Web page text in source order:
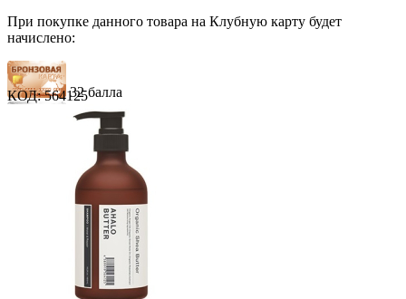
При покупке данного товара на Клубную карту будет
начислено:
32 балла
49 баллов
81 балл
724.00 Р
за 1.00 мл
Нет в наличии
 
КОД: 564125